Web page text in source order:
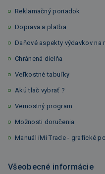
Reklamačný poriadok
Doprava a platba
Daňové aspekty výdavkov na
Chránená dielňa
Veľkostné tabuľky
Akú tlač vybrať ?
Vernostný program
Možnosti doručenia
Manuál iMi Trade - grafické
Všeobecné informácie